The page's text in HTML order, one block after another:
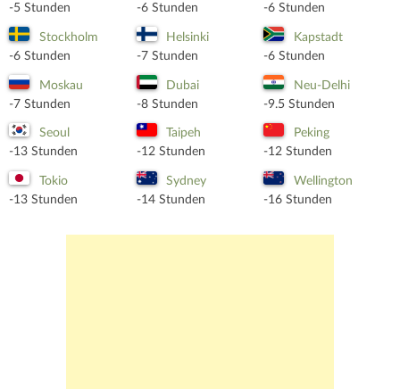
-5 Stunden
-6 Stunden
-6 Stunden
Stockholm
-6 Stunden
Helsinki
-7 Stunden
Kapstadt
-6 Stunden
Moskau
-7 Stunden
Dubai
-8 Stunden
Neu-Delhi
-9.5 Stunden
Seoul
-13 Stunden
Taipeh
-12 Stunden
Peking
-12 Stunden
Tokio
-13 Stunden
Sydney
-14 Stunden
Wellington
-16 Stunden